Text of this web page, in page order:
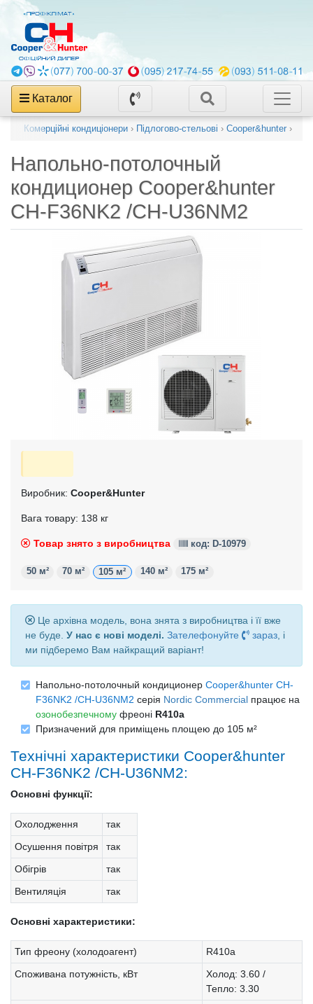
Каталог
Комерційні кондиціонери › Підлогово-стельові › Cooper&hunter ›
Напольно-потолочный
кондиционер Cooper&hunter
CH-F36NK2 /CH-U36NM2
Виробник: Cooper&Hunter
Вага товару: 138 кг
Товар знято з виробництва код: D-10979
50 м² 70 м² 105 м² 140 м² 175 м²
Це архівна модель, вона знята з виробництва і її вже
не буде. У нас є нові моделі. Зателефонуйте зараз , і
ми підберемо Вам найкращий варіант!
Напольно-потолочный кондиционер Cooper&hunter CH-
F36NK2 /CH-U36NM2 серія Nordic Commercial працює на
озонобезпечному фреоні R410a
Призначений для приміщень площею до 105 м²
Технічні характеристики Cooper&hunter
CH-F36NK2 /CH-U36NM2:
Основні функції:
Охолодження
так
Осушення повітря
так
Обігрів
так
Вентиляція
так
Основні характеристики:
Тип фреону (холодоагент)
R410a
Споживана потужність, кВт
Холод: 3.60 /
Тепло: 3.30